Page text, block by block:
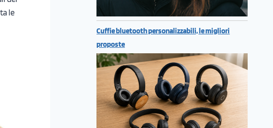
le
Cuffie bluetooth personalizzabili, le migliori
proposte